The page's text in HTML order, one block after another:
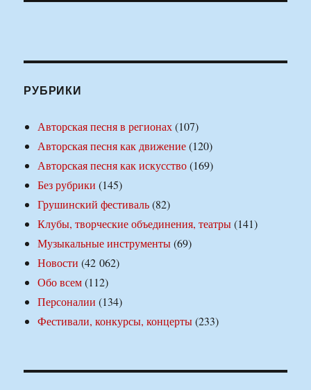
РУБРИКИ
Авторская песня в регионах(107)
Авторская песня как движение(120)
Авторская песня как искусство(169)
Без рубрики (145)
Грушинский фестиваль(82)
Клубы, творческие объединения, театры(141)
Музыкальные инструменты(69)
Новости (42 062)
Обо всем(112)
Персоналии (134)
Фестивали, конкурсы, концерты(233)